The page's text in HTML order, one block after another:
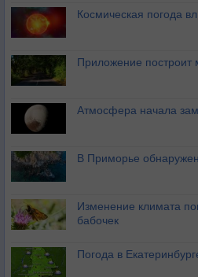
Космическая погода
Приложение построит
Атмосфера начала
В Приморье
Изменение климата
бабочек
Погода в